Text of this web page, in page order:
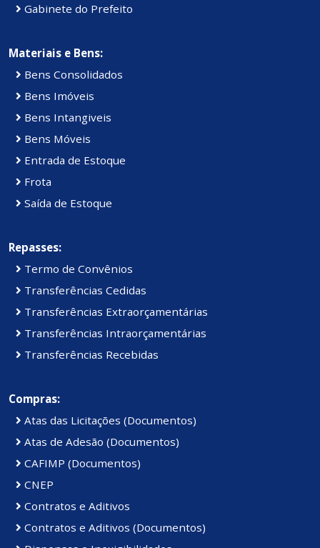
Gabinete do Prefeito
Materiais e Bens:
Bens Consolidados
Bens Imóveis
Bens Intangiveis
Bens Móveis
Entrada de Estoque
Frota
Saída de Estoque
Repasses:
Termo de Convênios
Transferências Cedidas
Transferências Extraorçamentárias
Transferências Intraorçamentárias
Transferências Recebidas
Compras:
Atas das Licitações (Documentos)
Atas de Adesão (Documentos)
CAFIMP (Documentos)
CNEP
Contratos e Aditivos
Contratos e Aditivos (Documentos)